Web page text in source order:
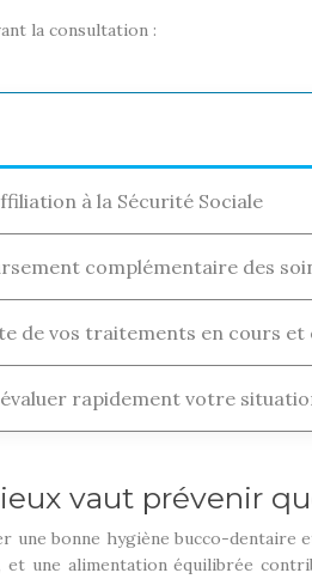
la consultation :
à la Sécurité Sociale
complémentaire des
de vos traitements en cours
rapidement votre
vaut prévenir
une bonne hygiène bucco-
une alimentation équilibrée